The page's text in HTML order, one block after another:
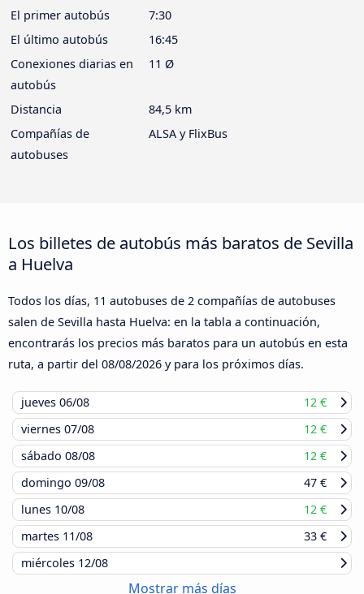
El primer autobús
7:30
El último autobús
16:45
Conexiones diarias en
autobús
11 Ø
Distancia
84,5 km
Compañías de
autobuses
ALSA y FlixBus
Los billetes de autobús más baratos de Sevilla
a Huelva
Todos los días, 11 autobuses de 2 compañías de autobuses
salen de Sevilla hasta Huelva: en la tabla a continuación,
encontrarás los precios más baratos para un autobús en esta
ruta, a partir del 08/08/2026 y para los próximos días.
jueves 06/08
12 €
viernes 07/08
12 €
sábado 08/08
12 €
domingo 09/08
47 €
lunes 10/08
12 €
martes 11/08
33 €
miércoles 12/08
Mostrar más días